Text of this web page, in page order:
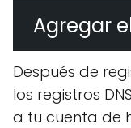
Agregar
Después de
los registros
a tu cuenta de